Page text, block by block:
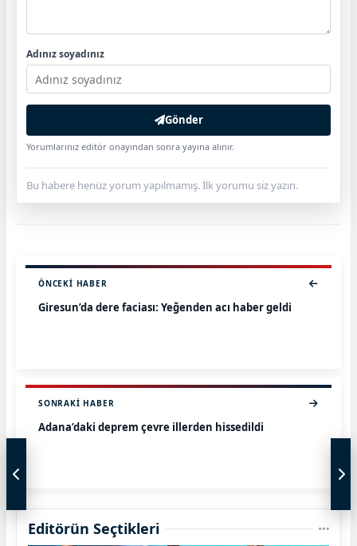
Adınız soyadınız
Gönder
Yorumlarınız editör onayından sonra yayına alınır.
Bu habere henüz yorum yapılmamış. İlk yorumu siz yazın.
ÖNCEKI HABER
Giresun’da dere faciası: Yeğenden acı haber geldi
SONRAKI HABER
Adana’daki deprem çevre illerden hissedildi
Editörün Seçtikleri